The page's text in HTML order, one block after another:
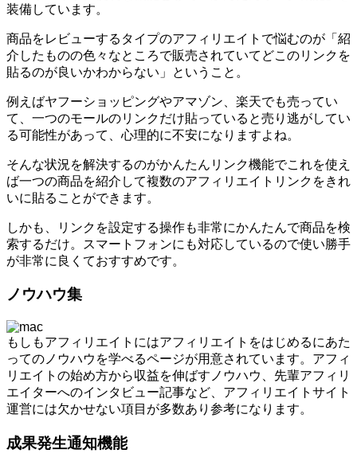
装備しています。
商品をレビューするタイプのアフィリエイトで悩むのが「紹
介したものの色々なところで販売されていてどこのリンクを
貼るのが良いかわからない」ということ。
例えばヤフーショッピングやアマゾン、楽天でも売ってい
て、一つのモールのリンクだけ貼っていると売り逃がしてい
る可能性があって、心理的に不安になりますよね。
そんな状況を解決するのがかんたんリンク機能でこれを使え
ば一つの商品を紹介して複数のアフィリエイトリンクをきれ
いに貼ることができます。
しかも、リンクを設定する操作も非常にかんたんで商品を検
索するだけ。スマートフォンにも対応しているので使い勝手
が非常に良くておすすめです。
ノウハウ集
もしもアフィリエイトにはアフィリエイトをはじめるにあた
ってのノウハウを学べるページが用意されています。アフィ
リエイトの始め方から収益を伸ばすノウハウ、先輩アフィリ
エイターへのインタビュー記事など、アフィリエイトサイト
運営には欠かせない項目が多数あり参考になります。
成果発生通知機能